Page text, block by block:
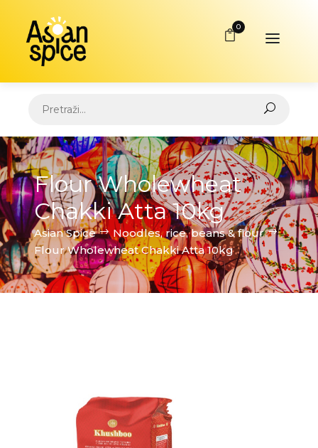
0
Flour Wholewheat
Chakki Atta 10kg
Asian Spice
Noodles, rice, beans & flour
Flour Wholewheat Chakki Atta 10kg